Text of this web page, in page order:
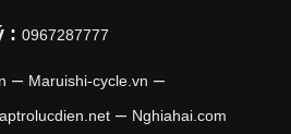
: 0967287777
– Maruishi-cycle.vn –
– Nghiahai.com